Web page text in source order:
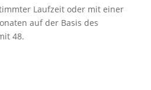
Laufzeit oder mit einer
auf der Basis des
48.